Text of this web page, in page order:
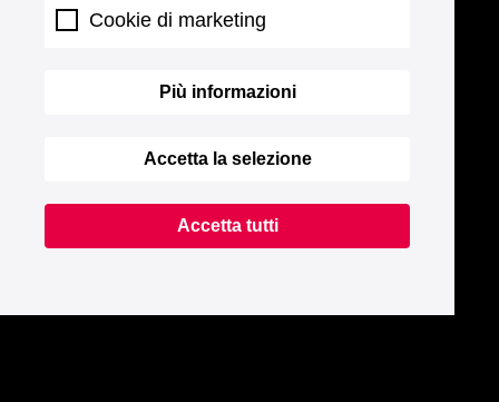
Cookie di marketing
Più informazioni
Accetta la selezione
Accetta tutti